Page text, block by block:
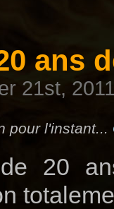
ans
21st,
pour l'instant...
20